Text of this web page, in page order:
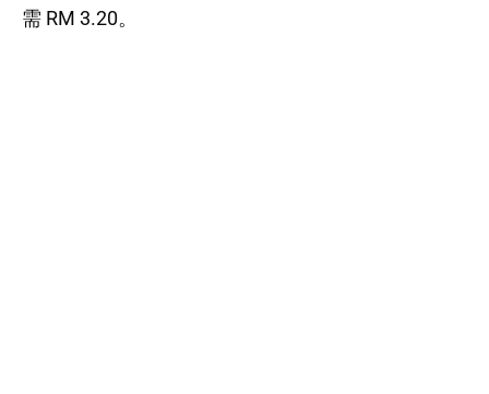
需 RM 3.20。